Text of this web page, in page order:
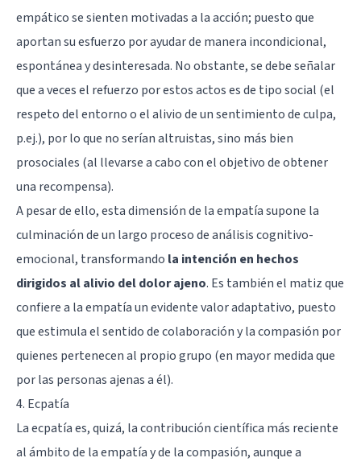
empático se sienten motivadas a la acción; puesto que
aportan su esfuerzo por ayudar de manera incondicional,
espontánea y desinteresada. No obstante, se debe señalar
que a veces el refuerzo por estos actos es de tipo social (el
respeto del entorno o el alivio de un sentimiento de culpa,
p.ej.), por lo que no serían altruistas, sino más bien
prosociales (al llevarse a cabo con el objetivo de obtener
una recompensa).
A pesar de ello, esta dimensión de la empatía supone la
culminación de un largo proceso de análisis cognitivo-
emocional, transformando la intención en hechos
dirigidos al alivio del dolor ajeno. Es también el matiz que
confiere a la empatía un evidente valor adaptativo, puesto
que estimula el sentido de colaboración y la compasión por
quienes pertenecen al propio grupo (en mayor medida que
por las personas ajenas a él).
4. Ecpatía
La ecpatía es, quizá, la contribución científica más reciente
al ámbito de la empatía y de la compasión, aunque a